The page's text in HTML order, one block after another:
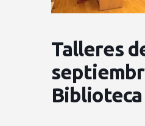
Talleres
Biblioteca